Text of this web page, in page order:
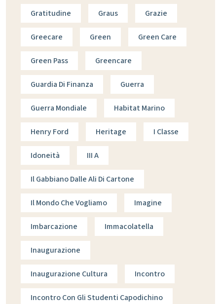
Gratitudine Graus Grazie
Greecare Green Green Care
Green Pass Greencare
Guardia Di Finanza Guerra
Guerra Mondiale Habitat Marino
Henry Ford Heritage I Classe
Idoneità III A
Il Gabbiano Dalle Ali Di Cartone
Il Mondo Che Vogliamo Imagine
Imbarcazione Immacolatella
Inaugurazione
Inaugurazione Cultura Incontro
Incontro Con Gli Studenti Capodichino